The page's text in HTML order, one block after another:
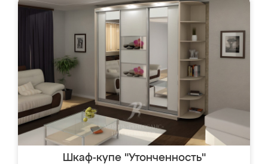
Шкаф-купе "Утонченность"